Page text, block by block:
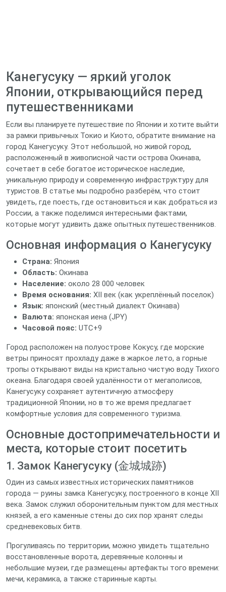
Канегусуку — яркий уголок
Японии, открывающийся перед
путешественниками
Если вы планируете путешествие по Японии и хотите выйти
за рамки привычных Токио и Киото, обратите внимание на
город Канегусуку. Этот небольшой, но живой город,
расположенный в живописной части острова Окинава,
сочетает в себе богатое историческое наследие,
уникальную природу и современную инфраструктуру для
туристов. В статье мы подробно разберём, что стоит
увидеть, где поесть, где остановиться и как добраться из
России, а также поделимся интересными фактами,
которые могут удивить даже опытных путешественников.
Основная информация о Канегусуку
Страна: Япония
Область: Окинава
Население: около 28 000 человек
Время основания: XII век (как укреплённый поселок)
Язык: японский (местный диалект Окинава)
Валюта: японская иена (JPY)
Часовой пояс: UTC+9
Город расположен на полуострове Кокусу, где морские
ветры приносят прохладу даже в жаркое лето, а горные
тропы открывают виды на кристально чистую воду Тихого
океана. Благодаря своей удалённости от мегаполисов,
Канегусуку сохраняет аутентичную атмосферу
традиционной Японии, но в то же время предлагает
комфортные условия для современного туризма.
Основные достопримечательности и
места, которые стоит посетить
1. Замок Канегусуку (金城城跡)
Один из самых известных исторических памятников
города — руины замка Канегусуку, построенного в конце XII
века. Замок служил оборонительным пунктом для местных
князей, а его каменные стены до сих пор хранят следы
средневековых битв.
Прогуливаясь по территории, можно увидеть тщательно
восстановленные ворота, деревянные колонны и
небольшие музеи, где размещены артефакты того времени:
мечи, керамика, а также старинные карты.